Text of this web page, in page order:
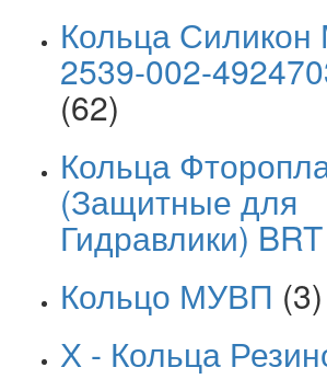
Кольца
2539-002-
(62)
Кольца
(Защитные для
Гидравлики) BRT
Кольцо МУВП (3)
Х - Кольца